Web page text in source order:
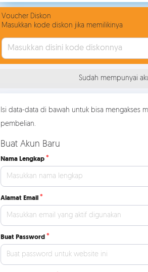
Voucher Diskon
Masukkan kode diskon jika memilikinya
Sudah mempunyai
Isi data-data di bawah untuk bisa mengakses
pembelian.
Buat Akun Baru
Nama Lengkap
Alamat Email
Buat Password